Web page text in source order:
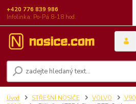
+420 776 839 986
Infolinka: Po-Pá 8-18 hod.
Úvod STŘEŠNÍ NOSIČE VOLVO V90